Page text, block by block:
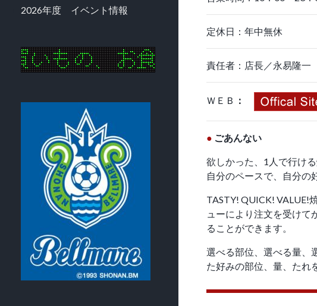
2026年度 イベント情報
定休日：年中無休
責任者：店長／永易隆一
ＷＥＢ ：
● ごあんない
欲しかった、1人で行け
自分のペースで、自分の
TASTY! QUICK! VALUE!
ューにより注文を受け
ることができます。
選べる部位、選べる量、
た好みの部位、量、たれ